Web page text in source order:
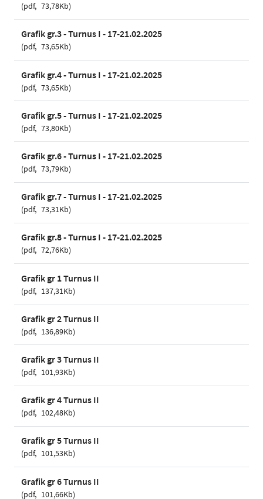
pdf 73,78Kb
Grafik gr.3 - Turnus I - 17-21.02.2025
pdf 73,65Kb
Grafik gr.4 - Turnus I - 17-21.02.2025
pdf 73,65Kb
Grafik gr.5 - Turnus I - 17-21.02.2025
pdf 73,80Kb
Grafik gr.6 - Turnus I - 17-21.02.2025
pdf 73,79Kb
Grafik gr.7 - Turnus I - 17-21.02.2025
pdf 73,31Kb
Grafik gr.8 - Turnus I - 17-21.02.2025
pdf 72,76Kb
Grafik gr 1 Turnus II
pdf 137,31Kb
Grafik gr 2 Turnus II
pdf 136,89Kb
Grafik gr 3 Turnus II
pdf 101,93Kb
Grafik gr 4 Turnus II
pdf 102,48Kb
Grafik gr 5 Turnus II
pdf 101,53Kb
Grafik gr 6 Turnus II
pdf 101,66Kb